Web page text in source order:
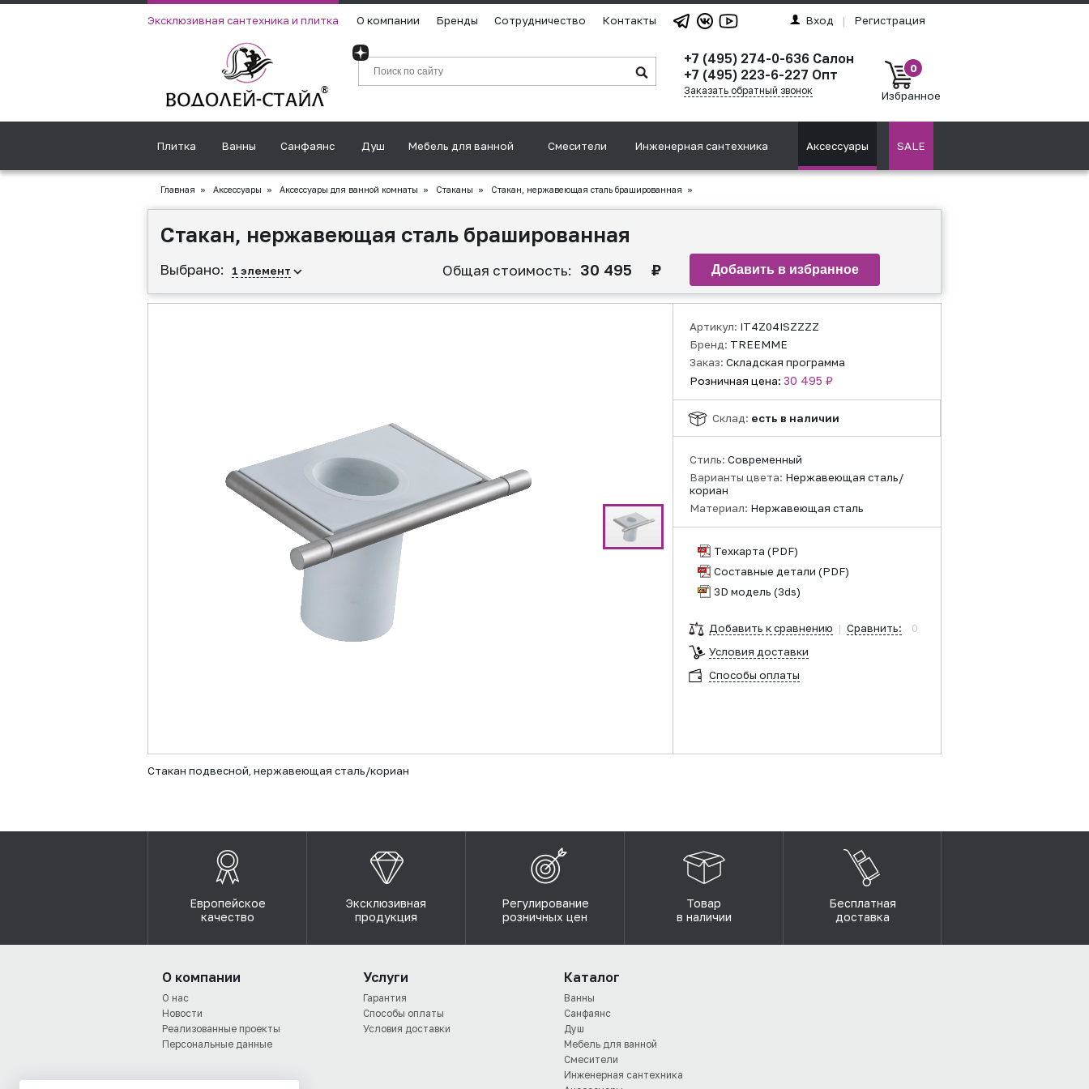
Эксклюзивная сантехника и плитка О компании Бренды Сотрудничество Контакты Вход | Регистрация
+7 (495) 274-0-636 Салон
+7 (495) 223-6-227 Опт
Заказать обратный звонок
0
Избранное
Плитка Ванны Санфаянс Душ Мебель для ванной Смесители Инженерная сантехника Аксессуары SALE
Главная » Аксессуары » Аксессуары для ванной комнаты » Стаканы » Стакан, нержавеющая сталь брашированная »
Стакан, нержавеющая сталь брашированная
Выбрано: 1 элемент Общая стоимость: 30 495 ₽
Артикул: IT4Z04ISZZZZ
Бренд: TREEMME
Заказ: Складская программа
Розничная цена: 30 495 ₽
Склад: есть в наличии
Стиль: Современный
Варианты цвета: Нержавеющая сталь/
кориан
Материал: Нержавеющая сталь
Техкарта (PDF)
Составные детали (PDF)
3D модель (3ds)
Добавить к сравнению | Сравнить:
0
Условия доставки
Способы оплаты
Стакан подвесной, нержавеющая сталь/кориан
Европейское
качество
Эксклюзивная
продукция
Регулирование
розничных цен
Товар
в наличии
Бесплатная
доставка
О компании
О нас
Новости
Реализованные проекты
Персональные данные
Услуги
Гарантия
Способы оплаты
Условия доставки
Каталог
Ванны
Санфаянс
Душ
Мебель для ванной
Смесители
Инженерная сантехника